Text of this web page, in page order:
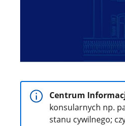
Centrum
konsularnych np.
stanu cywilnego;